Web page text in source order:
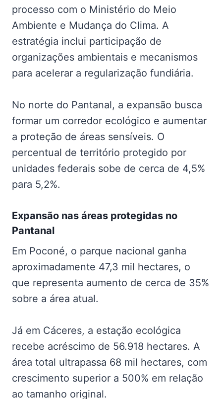
processo com o Ministério do Meio
Ambiente e Mudança do Clima. A
estratégia inclui participação de
organizações ambientais e mecanismos
para acelerar a regularização fundiária.
No norte do Pantanal, a expansão busca
formar um corredor ecológico e aumentar
a proteção de áreas sensíveis. O
percentual de território protegido por
unidades federais sobe de cerca de 4,5%
para 5,2%.
Expansão nas áreas protegidas no
Pantanal
Em Poconé, o parque nacional ganha
aproximadamente 47,3 mil hectares, o
que representa aumento de cerca de 35%
sobre a área atual.
Já em Cáceres, a estação ecológica
recebe acréscimo de 56.918 hectares. A
área total ultrapassa 68 mil hectares, com
crescimento superior a 500% em relação
ao tamanho original.